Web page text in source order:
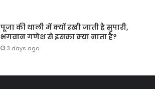
पूजा की थाली में क्यों रखी जाती है सुपारी,
भगवान गणेश से इसका क्या नाता है?
3 days ago